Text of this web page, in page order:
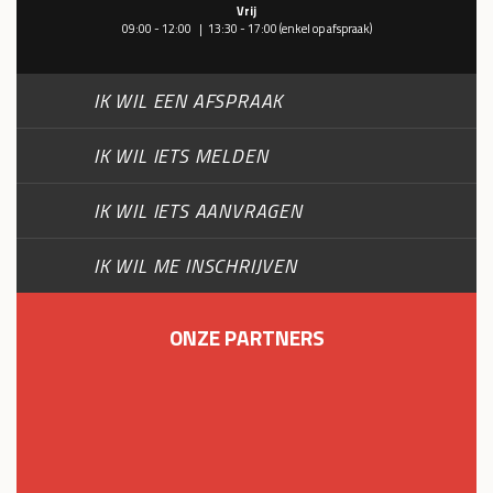
Vrij
09:00 - 12:00
13:30 - 17:00(enkel op afspraak)
IK WIL EEN AFSPRAAK
IK WIL IETS MELDEN
IK WIL IETS AANVRAGEN
IK WIL ME INSCHRIJVEN
ONZE PARTNERS